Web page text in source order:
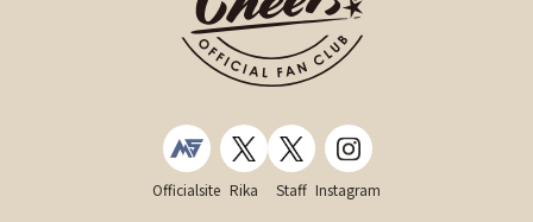
Officialsite Rika Staff Instagram